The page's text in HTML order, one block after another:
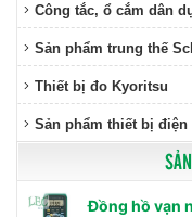
Công tắc, ổ cắm dân
Sản phẩm trung thế
Thiết bị đo Kyoritsu
Sản phẩm thiết bị điện
Đồng hồ vạn